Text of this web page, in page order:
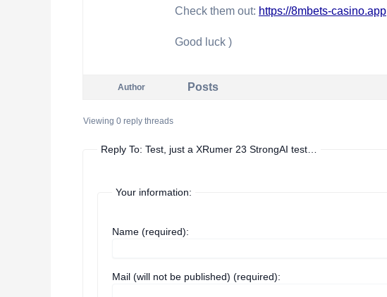
Check them out: https://8mbets-casino.app
Good luck )
Author Posts
Viewing 0 reply threads
Reply To: Test, just a XRumer 23 StrongAI test…
Your information:
Name (required):
Mail (will not be published) (required):